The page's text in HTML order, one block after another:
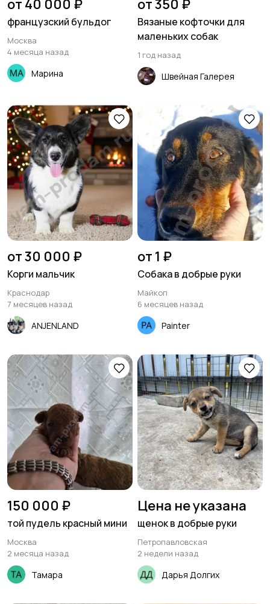
от 40 000 ₽
французский бульдог
Москва
4 месяца назад
Марина
от 350 ₽
Вязаные кофточки для
маленьких собак
1 год назад
Швейная Галерея
от 30 000 ₽
Корги мальчик
Краснодар
7 месяцев назад
ANJENLAND
от 1 ₽
Собака в добрые руки
Майкоп
6 месяцев назад
Painter
150 000 ₽
той пудель красный мини
Москва
2 месяца назад
Тамара
Цена не указана
щенок в добрые руки
Петропавловская
2 недели назад
Дарья Долгих